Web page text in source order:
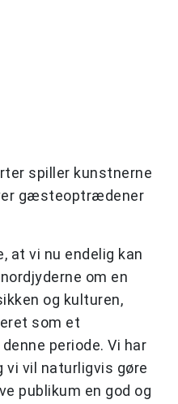
spiller kunstnerne
gæsteoptrædener
at vi nu endelig kan
om en
og kulturen,
som et
periode. Vi har
vil naturligvis gøre
publikum en god og